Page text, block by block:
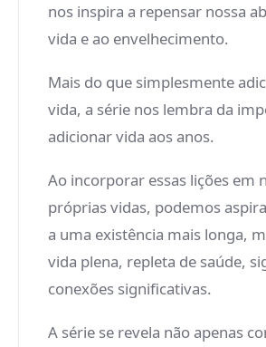
nos inspira a repensar nossa
vida e ao envelhecimento.
Mais do que simplesmente
vida, a série nos lembra da
adicionar vida aos anos.
Ao incorporar essas lições em
próprias vidas, podemos
a uma existência mais longa,
vida plena, repleta de saúde,
conexões significativas.
A série se revela não apenas